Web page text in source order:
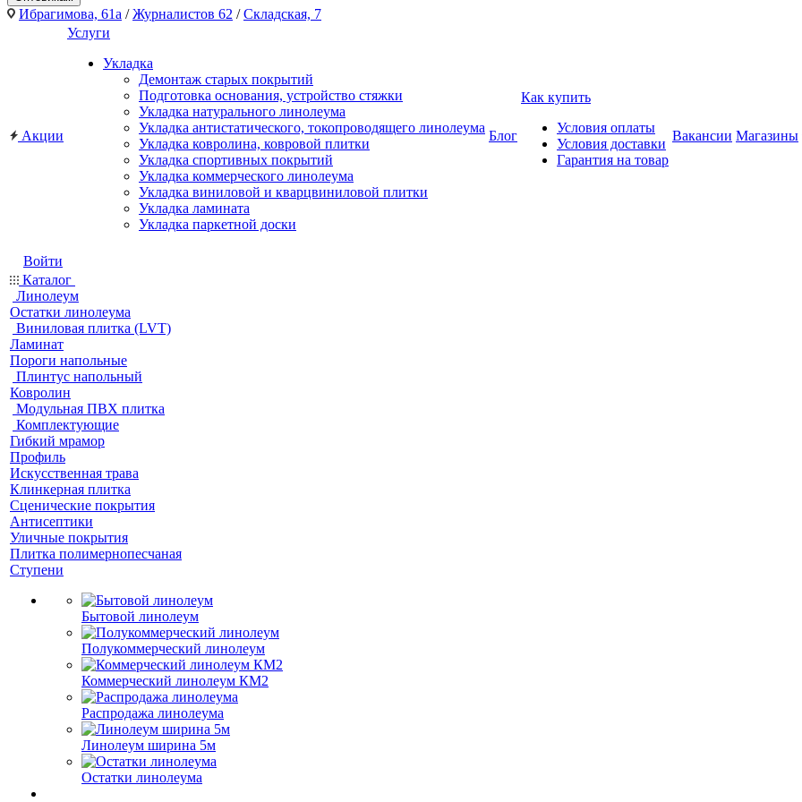
Ибрагимова, 61а /Журналистов 62 /Складская, 7
Акции
Услуги
Укладка
Демонтаж старых покрытий
Подготовка основания, устройство стяжки
Укладка натурального линолеума
Укладка антистатического, токопроводящего линолеума
Укладка ковролина, ковровой плитки
Укладка спортивных покрытий
Укладка коммерческого линолеума
Укладка виниловой и кварцвиниловой плитки
Укладка ламината
Укладка паркетной доски
Блог
Как купить
Условия оплаты
Условия доставки
Гарантия на товар
Вакансии Магазины
Войти
Каталог
Линолеум
Остатки линолеума
Виниловая плитка (LVT)
Ламинат
Пороги напольные
Плинтус напольный
Ковролин
Модульная ПВХ плитка
Комплектующие
Гибкий мрамор
Профиль
Искусственная трава
Клинкерная плитка
Сценические покрытия
Антисептики
Уличные покрытия
Плитка полимернопесчаная
Ступени
Бытовой линолеум
Полукоммерческий линолеум
Коммерческий линолеум КМ2
Распродажа линолеума
Линолеум ширина 5м
Остатки линолеума